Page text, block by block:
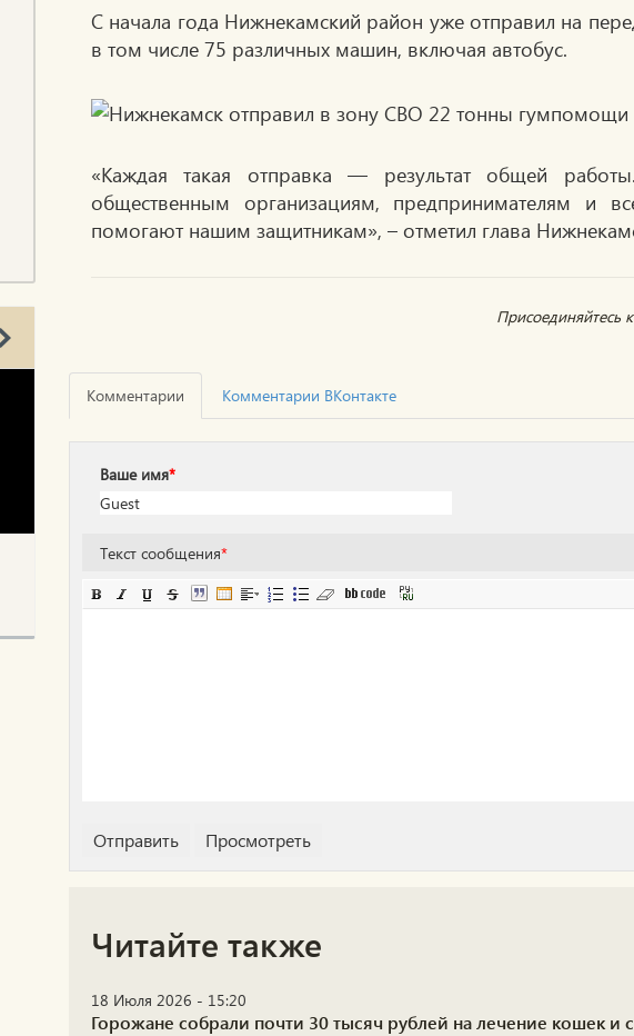
С начала года Нижнекамский район уже отправил на
в том числе 75 различных машин, включая автобус.
«Каждая такая отправка — результат общей
общественным организациям, предпринимателям и
помогают нашим защитникам», – отметил глава
Присоединяйтесь
Комментарии Комментарии ВКонтакте
Ваше имя*
Текст сообщения*
Читайте также
18 Июля 2026 - 15:20
Горожане собрали почти 30 тысяч рублей на лечение кошек и